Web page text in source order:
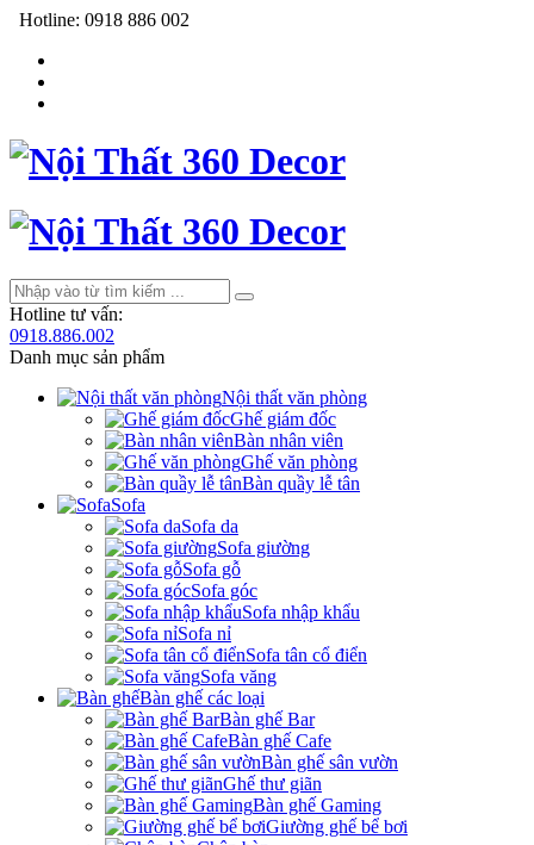
Hotline: 0918 886 002
Hotline tư vấn:
0918.886.002
Danh mục sản phẩm
Nội thất văn phòng
Ghế giám đốc
Bàn nhân viên
Ghế văn phòng
Bàn quầy lễ tân
Sofa
Sofa da
Sofa giường
Sofa gỗ
Sofa góc
Sofa nhập khẩu
Sofa nỉ
Sofa tân cổ điển
Sofa văng
Bàn ghế các loại
Bàn ghế Bar
Bàn ghế Cafe
Bàn ghế sân vườn
Ghế thư giãn
Bàn ghế Gaming
Giường ghế bể bơi